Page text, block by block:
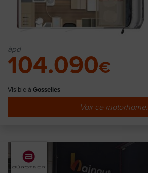
àpd
104.090€
Visible à Gosselies
Voir ce motorhome.